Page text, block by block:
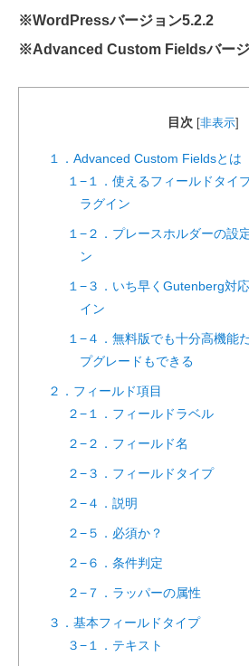
※WordPressバージョン5.2.2
※Advanced Custom Fieldsバー
目次 非表示]
１．Advanced Custom Fieldsとは
１−１．使えるフィールドタイ
ラグイン
１−２．プレースホルダーの設
ン
１−３．いち早くGutenberg対
イン
１−４．無料版でも十分高機能
プグレードもできる
２．フィールド項目
２−１．フィールドラベル
２−２．フィールド名
２−３．フィールドタイプ
２−４．説明
２−５．必須か？
２−６．条件判定
２−７．ラッパーの属性
３．基本フィールドタイプ
３−１．テキスト